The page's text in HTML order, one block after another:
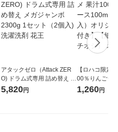
アタックゼロ（Attack ZER
O) ドラム式専用 詰め替え メ
ガジャンボ 2300g 1セット
5,820円
【ロハコ限定
00％りんごジ
箱（18本入）
1,260円